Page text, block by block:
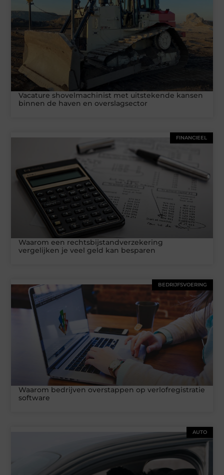
Vacature shovelmachinist met uitstekende kansen
binnen de haven en overslagsector
FINANCIEEL
Waarom een rechtsbijstandverzekering
vergelijken je veel geld kan besparen
BEDRIJFSVOERING
Waarom bedrijven overstappen op verlofregistratie
software
AUTO